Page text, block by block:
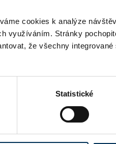
cookies k analýze
využíváním. Stránky
že všechny
Statistické